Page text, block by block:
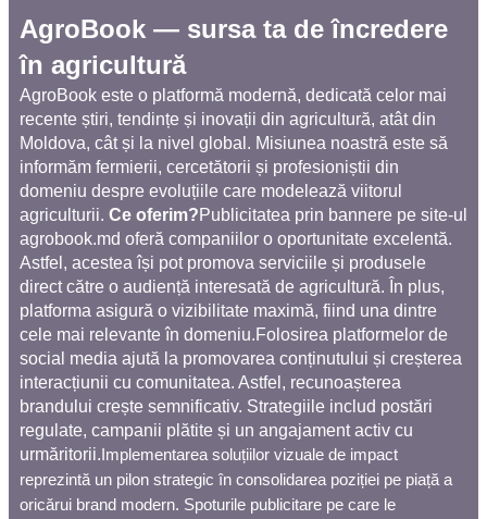
AgroBook — sursa ta de încredere
în agricultură
AgroBook este o platformă modernă, dedicată celor mai
recente știri, tendințe și inovații din agricultură, atât din
Moldova, cât și la nivel global. Misiunea noastră este să
informăm fermierii, cercetătorii și profesioniștii din
domeniu despre evoluțiile care modelează viitorul
agriculturii. Ce oferim?Publicitatea prin bannere pe site-ul
agrobook.md oferă companiilor o oportunitate excelentă.
Astfel, acestea își pot promova serviciile și produsele
direct către o audiență interesată de agricultură. În plus,
platforma asigură o vizibilitate maximă, fiind una dintre
cele mai relevante în domeniu.Folosirea platformelor de
social media ajută la promovarea conținutului și creșterea
interacțiunii cu comunitatea. Astfel, recunoașterea
brandului crește semnificativ. Strategiile includ postări
regulate, campanii plătite și un angajament activ cu
urmăritorii. Implementarea soluțiilor vizuale de impact
reprezintă un pilon strategic în consolidarea poziției pe piață a
oricărui brand modern. Spoturile publicitare pe care le